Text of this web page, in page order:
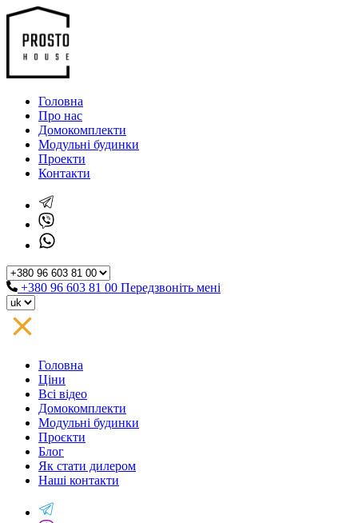
Головна
Про нас
Домокомплекти
Модульні будинки
Проекти
Контакти
+380 96 603 81 00 Передзвоніть мені
Головна
Ціни
Всі відео
Домокомплекти
Модульні будинки
Проєкти
Блог
Як стати дилером
Наші контакти